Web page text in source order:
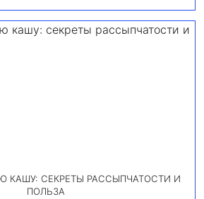
КАШУ: СЕКРЕТЫ РАССЫПЧАТОСТИ И
ПОЛЬЗА